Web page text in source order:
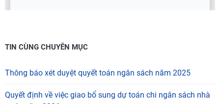
TIN CÙNG CHUYÊN MỤC
Thông báo xét duyệt quyết toán ngân sách năm 2025
Quyết định về việc giao bổ sung dự toán chi ngân sách nhà